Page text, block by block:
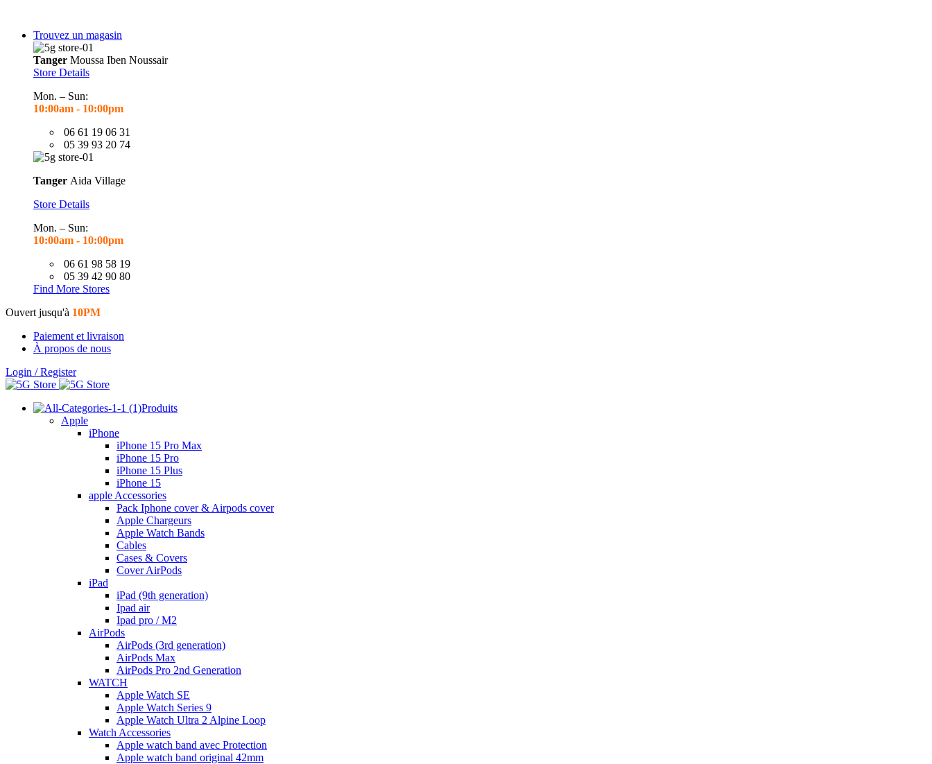
Trouvez un magasin
Tanger Moussa Iben Noussair
Store Details
Mon. – Sun:
10:00am - 10:00pm
06 61 19 06 31
05 39 93 20 74
Tanger Aida Village
Store Details
Mon. – Sun:
10:00am - 10:00pm
06 61 98 58 19
05 39 42 90 80
Find More Stores
Ouvert jusqu'à 10PM
Paiement et livraison
À propos de nous
Login / Register
Produits
Apple
iPhone
iPhone 15 Pro Max
iPhone 15 Pro
iPhone 15 Plus
iPhone 15
apple Accessories
Pack Iphone cover & Airpods cover
Apple Chargeurs
Apple Watch Bands
Cables
Cases & Covers
Cover AirPods
iPad
iPad (9th generation)
Ipad air
Ipad pro / M2
AirPods
AirPods (3rd generation)
AirPods Max
AirPods Pro 2nd Generation
WATCH
Apple Watch SE
Apple Watch Series 9
Apple Watch Ultra 2 Alpine Loop
Watch Accessories
Apple watch band avec Protection
Apple watch band original 42mm